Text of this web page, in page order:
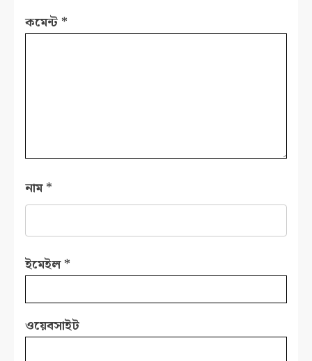
কমেন্ট *
নাম*
ইমেইল*
ওয়েবসাইট